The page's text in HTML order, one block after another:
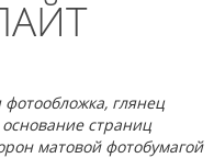
глянец
снование страниц
матовой фотобумагой